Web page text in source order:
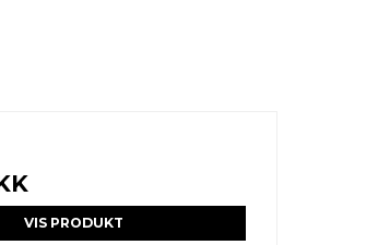
VIS PRODUKT